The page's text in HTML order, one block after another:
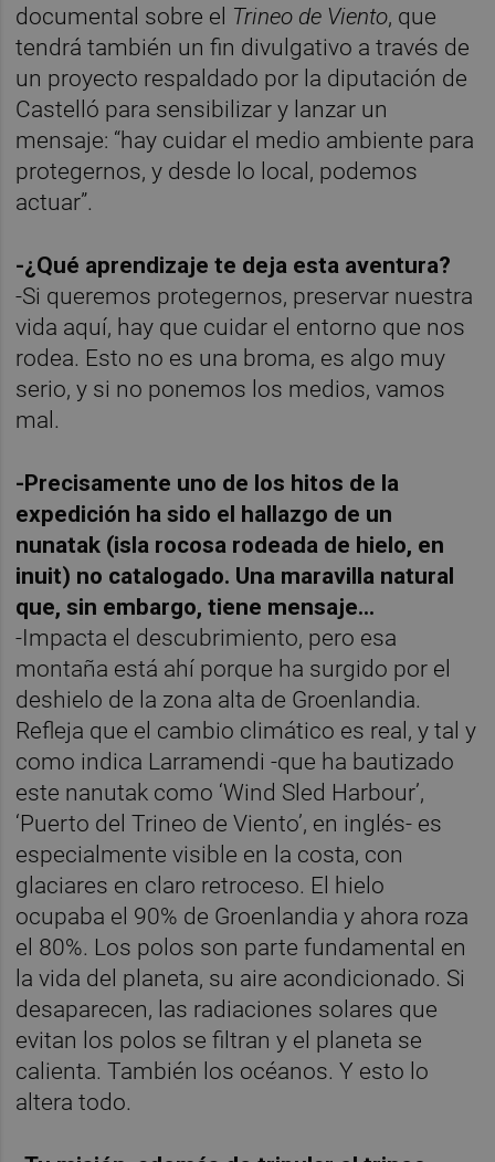
documental sobre el Trineo de Viento, que
tendrá también un fin divulgativo a través de
un proyecto respaldado por la diputación de
Castelló para sensibilizar y lanzar un
mensaje: “hay cuidar el medio ambiente para
protegernos, y desde lo local, podemos
actuar”.
-¿Qué aprendizaje te deja esta aventura?
-Si queremos protegernos, preservar nuestra
vida aquí, hay que cuidar el entorno que nos
rodea. Esto no es una broma, es algo muy
serio, y si no ponemos los medios, vamos
mal.
-Precisamente uno de los hitos de la
expedición ha sido el hallazgo de un
nunatak (isla rocosa rodeada de hielo, en
inuit) no catalogado. Una maravilla natural
que, sin embargo, tiene mensaje…
-Impacta el descubrimiento, pero esa
montaña está ahí porque ha surgido por el
deshielo de la zona alta de Groenlandia.
Refleja que el cambio climático es real, y tal y
como indica Larramendi -que ha bautizado
este nanutak como ‘Wind Sled Harbour’,
‘Puerto del Trineo de Viento’, en inglés- es
especialmente visible en la costa, con
glaciares en claro retroceso. El hielo
ocupaba el 90% de Groenlandia y ahora roza
el 80%. Los polos son parte fundamental en
la vida del planeta, su aire acondicionado. Si
desaparecen, las radiaciones solares que
evitan los polos se filtran y el planeta se
calienta. También los océanos. Y esto lo
altera todo.